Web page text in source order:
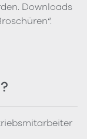
Downloads